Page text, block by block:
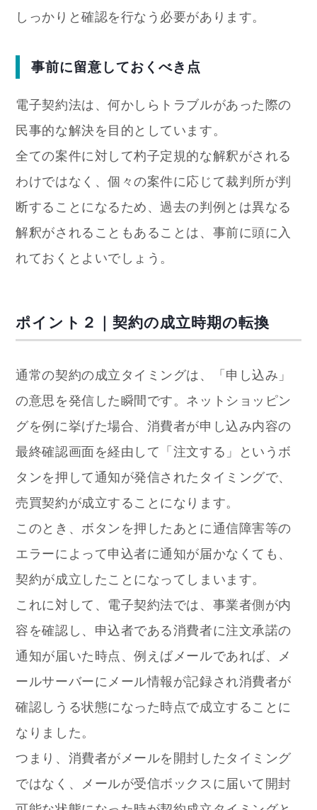
しっかりと確認を行なう必要があります。
事前に留意しておくべき点
電子契約法は、何かしらトラブルがあった際の
民事的な解決を目的としています。
全ての案件に対して杓子定規的な解釈がされる
わけではなく、個々の案件に応じて裁判所が判
断することになるため、過去の判例とは異なる
解釈がされることもあることは、事前に頭に入
れておくとよいでしょう。
ポイント２｜契約の成立時期の転換
通常の契約の成立タイミングは、「申し込み」
の意思を発信した瞬間です。ネットショッピン
グを例に挙げた場合、消費者が申し込み内容の
最終確認画面を経由して「注文する」というボ
タンを押して通知が発信されたタイミングで、
売買契約が成立することになります。
このとき、ボタンを押したあとに通信障害等の
エラーによって申込者に通知が届かなくても、
契約が成立したことになってしまいます。
これに対して、電子契約法では、事業者側が内
容を確認し、申込者である消費者に注文承諾の
通知が届いた時点、例えばメールであれば、メ
ールサーバーにメール情報が記録され消費者が
確認しうる状態になった時点で成立することに
なりました。
つまり、消費者がメールを開封したタイミング
ではなく、メールが受信ボックスに届いて開封